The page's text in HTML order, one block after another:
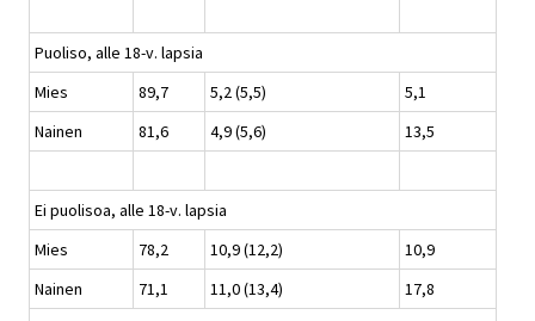
Puoliso, alle 18-v. lapsia
Mies
89,7 5,2 (5,5)
5,1
Nainen
81,6 4,9 (5,6) 13,5
Ei puolisoa, alle 18-v. lapsia
Mies
78,2 10,9 (12,2)
10,9
Nainen
71,1 11,0 (13,4) 17,8